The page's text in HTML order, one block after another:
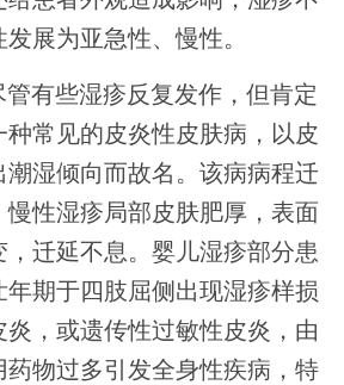
展为亚急性、慢性。
有些湿疹反复发作，但肯定
常见的皮炎性皮肤病，以皮
湿倾向而故名。该病病程迁
性湿疹局部皮肤肥厚，表面
迁延不息。婴儿湿疹部分患
期于四肢屈侧出现湿疹样损
，或遗传性过敏性皮炎，由
物过多引发全身性疾病，特